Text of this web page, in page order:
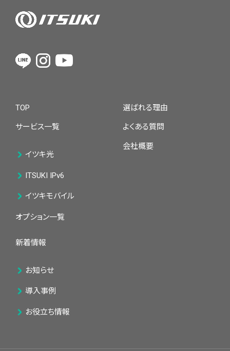
TOP
サービス一覧
イツキ光
ITSUKI IPv6
イツキモバイル
オプション一覧
新着情報
お知らせ
導入事例
お役立ち情報
選ばれる理由
よくある質問
会社概要